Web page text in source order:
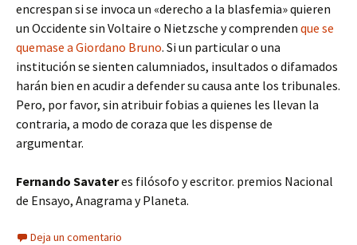
encrespan si se invoca un «derecho a la blasfemia» quieren
un Occidente sin Voltaire o Nietzsche y comprenden que se
quemase a Giordano Bruno. Si un particular o una
institución se sienten calumniados, insultados o difamados
harán bien en acudir a defender su causa ante los tribunales.
Pero, por favor, sin atribuir fobias a quienes les llevan la
contraria, a modo de coraza que les dispense de
argumentar.
Fernando Savateres filósofo y escritor. premios Nacional
de Ensayo, Anagrama y Planeta.
Deja un comentario